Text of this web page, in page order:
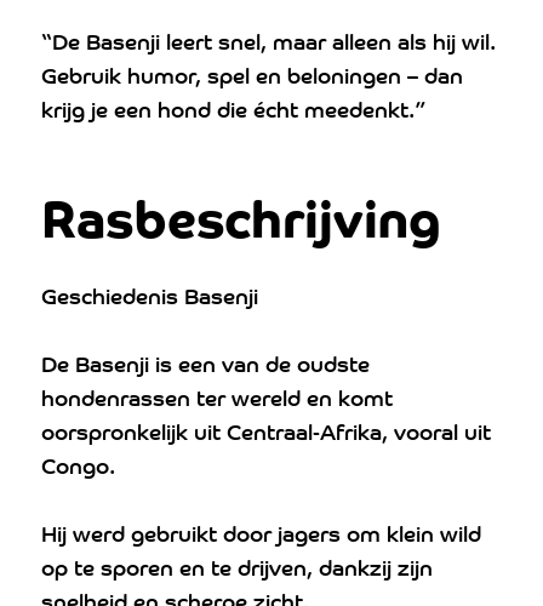
“De Basenji leert snel, maar alleen als hij wil.
Gebruik humor, spel en beloningen – dan
krijg je een hond die écht meedenkt.”
Rasbeschrijving
Geschiedenis Basenji
De Basenji is een van de oudste
hondenrassen ter wereld en komt
oorspronkelijk uit Centraal-Afrika, vooral uit
Congo.
Hij werd gebruikt door jagers om klein wild
op te sporen en te drijven, dankzij zijn